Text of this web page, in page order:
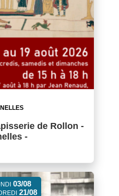
de Rollon -
-
03/08
21/08